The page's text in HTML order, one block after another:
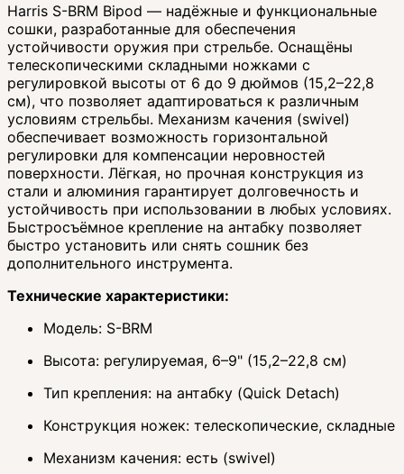
Harris S-BRM Bipod — надёжные и функциональные
сошки, разработанные для обеспечения
устойчивости оружия при стрельбе. Оснащёны
телескопическими складными ножками с
регулировкой высоты от 6 до 9 дюймов (15,2–22,8
см), что позволяет адаптироваться к различным
условиям стрельбы. Механизм качения (swivel)
обеспечивает возможность горизонтальной
регулировки для компенсации неровностей
поверхности. Лёгкая, но прочная конструкция из
стали и алюминия гарантирует долговечность и
устойчивость при использовании в любых условиях.
Быстросъёмное крепление на антабку позволяет
быстро установить или снять сошник без
дополнительного инструмента.
Технические характеристики:
Модель: S-BRM
Высота: регулируемая, 6–9" (15,2–22,8 см)
Тип крепления: на антабку (Quick Detach)
Конструкция ножек: телескопические, складные
Механизм качения: есть (swivel)